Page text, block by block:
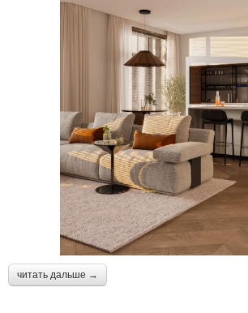
читать дальше →